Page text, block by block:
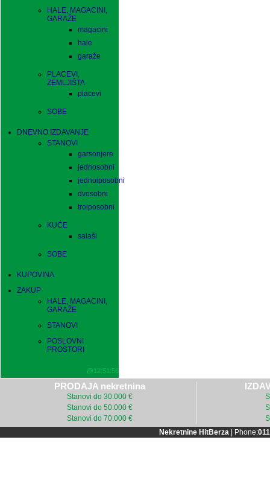
HALE, MAGACINI,
GARAŽE
magacini
hale
garaže
PLACEVI,
ZEMLJIŠTA
placevi
SOBE
DNEVNO IZDAVANJE
STANOVI
garsonjere
jednosobni
jednoiposobni
dvosobni
troiposobni
KUĆE
salaši
SOBE
KUPOVINA
ZAKUP
HALE, MAGACINI,
GARAŽE
STANOVI
POSLOVNI
PROSTORI
@12:51:56
PRODAJA nekretnina
Stanovi do 30.000 €
Stanovi do 50.000 €
Stanovi do 70.000 €
Nekretnine HitBerza| Phone: